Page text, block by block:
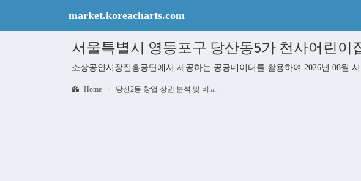
market.koreacharts.com
서울특별시 영등포구 당산동5가 천사어린이
소상공인시장진흥공단에서 제공하는 공공데이터를 활용하여 2026년 08월
Home 당산2동 창업 상권 분석 및 비교